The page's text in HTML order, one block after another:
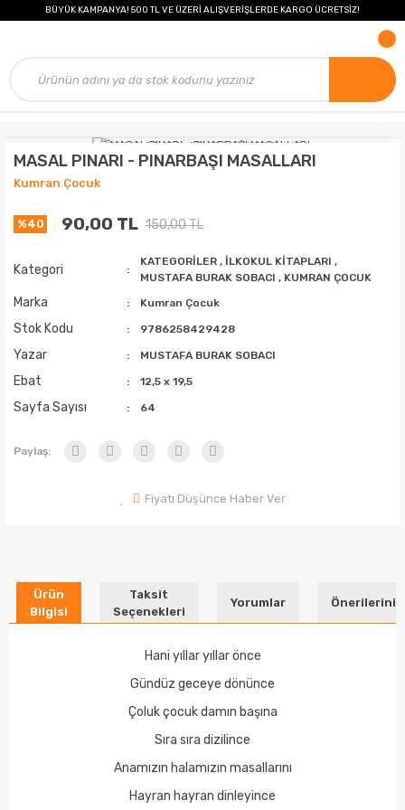
BÜYÜK KAMPANYA! 500 TL VE ÜZERİ ALIŞVERİŞLERDE KARGO ÜCRETSİZ!
MASAL PINARI - PINARBAŞI MASALLARI
Kumran Çocuk
%40 90,00 TL 150,00 TL
Kategori
KATEGORİLER , İLKOKUL KİTAPLARI ,
MUSTAFA BURAK SOBACI , KUMRAN ÇOCUK
Marka Kumran Çocuk
Stok Kodu 9786258429428
Yazar MUSTAFA BURAK SOBACI
Ebat 12,5 x 19,5
Sayfa Sayısı 64
Paylaş:
Fiyatı Düşünce Haber Ver
Ürün
Bilgisi
Taksit
Seçenekleri
Yorumlar Önerileriniz
Hani yıllar yıllar önce
Gündüz geceye dönünce
Çoluk çocuk damın başına
Sıra sıra dizilince
Anamızın halamızın masallarını
Hayran hayran dinleyince